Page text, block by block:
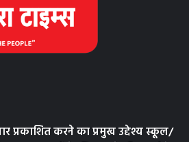
प्रकाशित करने का प्रमुख उद्देश्य स्कूल/